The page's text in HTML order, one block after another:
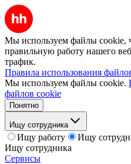
Мы используем файлы cookie,
правильную работу нашего
трафик.
Правила использования
Мы используем файлы cookie.
файлов cookie
Понятно
Ищу сотрудника
Ищу работу
Ищу
Ищу сотрудника
Сервисы